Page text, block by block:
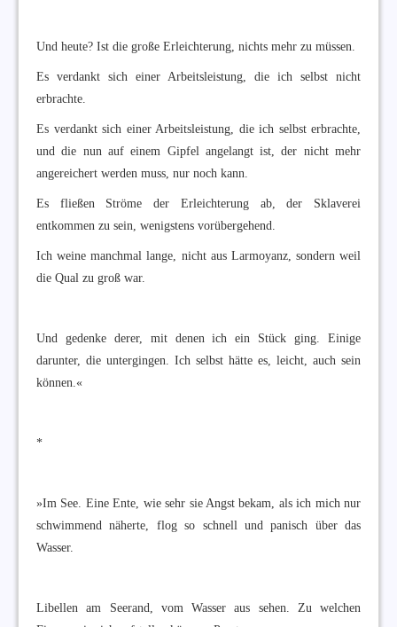
Und heute? Ist die große Erleichterung, nichts mehr zu müssen.
Es verdankt sich einer Arbeitsleistung, die ich selbst nicht
erbrachte.
Es verdankt sich einer Arbeitsleistung, die ich selbst erbrachte,
und die nun auf einem Gipfel angelangt ist, der nicht mehr
angereichert werden muss, nur noch kann.
Es fließen Ströme der Erleichterung ab, der Sklaverei
entkommen zu sein, wenigstens vorübergehend.
Ich weine manchmal lange, nicht aus Larmoyanz, sondern weil
die Qual zu groß war.
Und gedenke derer, mit denen ich ein Stück ging. Einige
darunter, die untergingen. Ich selbst hätte es, leicht, auch sein
können.«
*
»Im See. Eine Ente, wie sehr sie Angst bekam, als ich mich nur
schwimmend näherte, flog so schnell und panisch über das
Wasser.
Libellen am Seerand, vom Wasser aus sehen. Zu welchen